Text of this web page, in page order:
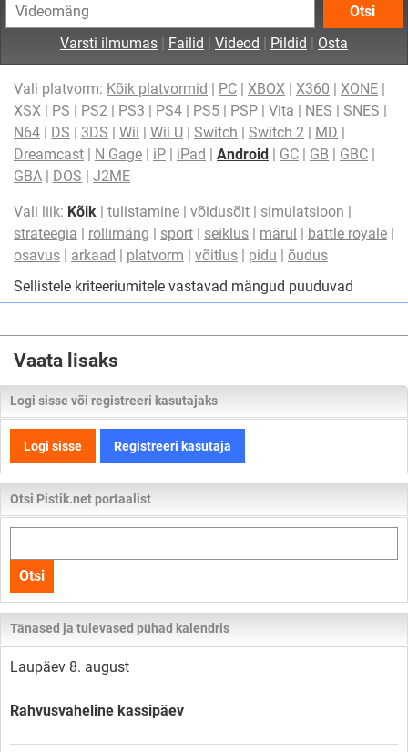
Otsi
Varsti ilmumas | Failid | Videod | Pildid | Osta
Vali platvorm: Kõik platvormid | PC | XBOX | X360 | XONE |
XSX | PS | PS2 | PS3 | PS4 | PS5 | PSP | Vita | NES | SNES |
N64 | DS | 3DS | Wii | Wii U | Switch | Switch 2 | MD |
Dreamcast | N Gage | iP | iPad | Android | GC | GB | GBC |
GBA | DOS | J2ME
Vali liik: Kõik | tulistamine | võidusõit | simulatsioon |
strateegia | rollimäng | sport | seiklus | märul | battle royale |
osavus | arkaad | platvorm | võitlus | pidu | õudus
Sellistele kriteeriumitele vastavad mängud puuduvad
Vaata lisaks
Logi sisse või registreeri kasutajaks
Logi sisse Registreeri kasutaja
Otsi Pistik.net portaalist
kogu
lehelt
Otsi
Tänased ja tulevased pühad kalendris
Laupäev 8. august
Rahvusvaheline kassipäev